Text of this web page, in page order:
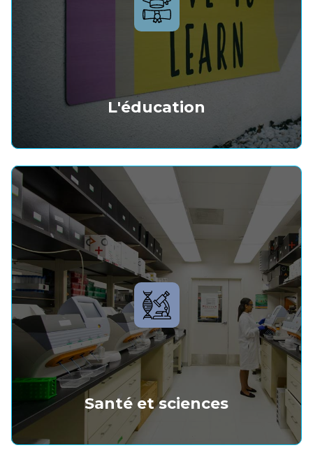
L'éducation
Santé et sciences